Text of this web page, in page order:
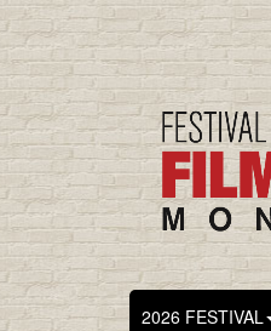
2026 FESTIVAL